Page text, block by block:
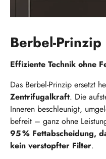
Berbel-Prinzip
Effiziente Technik ohne
Das Berbel-Prinzip ersetzt
Zentrifugalkraft. Die
Inneren beschleunigt,
befreit – ganz ohne
95 % Fettabscheidung,
kein verstopfter Filter.